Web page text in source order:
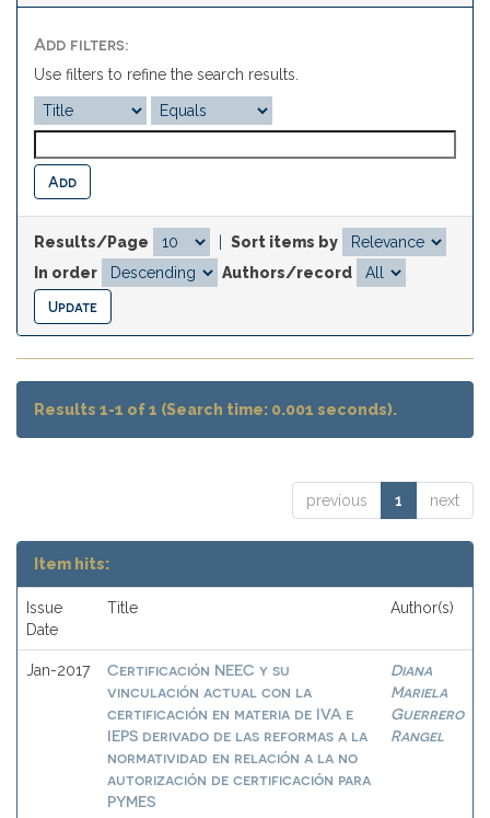
Add filters:
Use filters to refine the search results.
Results/Page
Sort items by
In order
Authors/record
Results 1-1 of 1 (Search time: 0.001 seconds).
previous 1 next
Item hits:
Issue
Date
Title Author(s)
Jan-2017
Certificación NEEC y su
vinculación actual con la
certificación en materia de IVA e
IEPS derivado de las reformas a la
normatividad en relación a la no
autorización de certificación para
PYMES
Diana
Mariela
Guerrero
Rangel